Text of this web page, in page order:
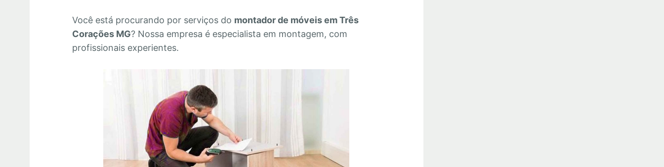
Você está procurando por serviços do montador de móveis em Três
Corações MG? Nossa empresa é especialista em montagem, com
profissionais experientes.